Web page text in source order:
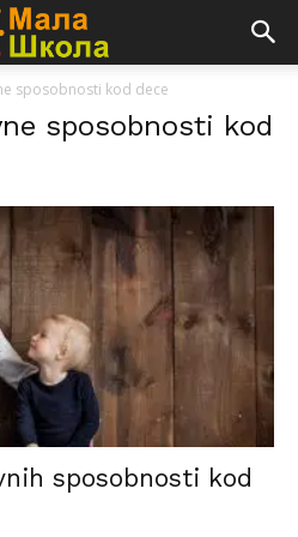
sposobnosti kod dece
sposobnosti kod
sposobnosti kod